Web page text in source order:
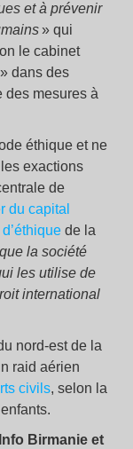
et à prévenir
» qui
le cabinet
» dans des
des mesures à
éthique et ne
exactions
de
du capital
de la
la société
les utilise de
international
nord-est de la
raid aérien
civils, selon la
Birmanie et